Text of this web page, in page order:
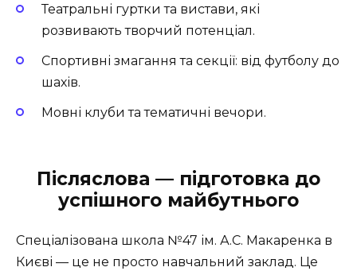
Театральні гуртки та вистави, які
розвивають творчий потенціал.
Спортивні змагання та секції: від футболу до
шахів.
Мовні клуби та тематичні вечори.
Післяслова — підготовка до
успішного майбутнього
Спеціалізована школа №47 ім. А.С. Макаренка в
Києві — це не просто навчальний заклад. Це